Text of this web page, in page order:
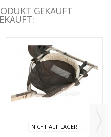
GEKAUFT
NICHT AUF LAGER